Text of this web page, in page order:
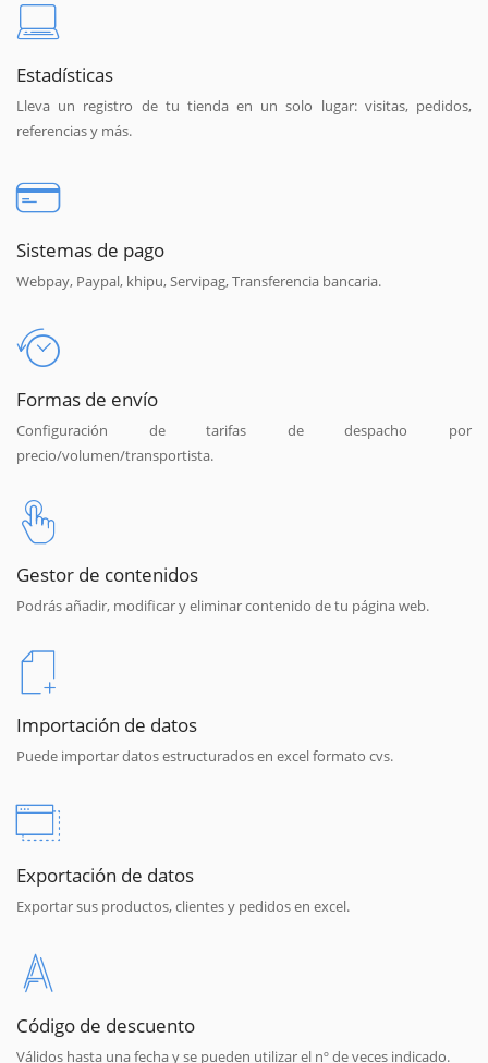
Estadísticas
Lleva un registro de tu tienda en un solo lugar: visitas, pedidos,
referencias y más.
Sistemas de pago
Webpay, Paypal, khipu, Servipag, Transferencia bancaria.
Formas de envío
Configuración de tarifas de despacho por
precio/volumen/transportista.
Gestor de contenidos
Podrás añadir, modificar y eliminar contenido de tu página web.
Importación de datos
Puede importar datos estructurados en excel formato cvs.
Exportación de datos
Exportar sus productos, clientes y pedidos en excel.
Código de descuento
Válidos hasta una fecha y se pueden utilizar el nº de veces indicado.